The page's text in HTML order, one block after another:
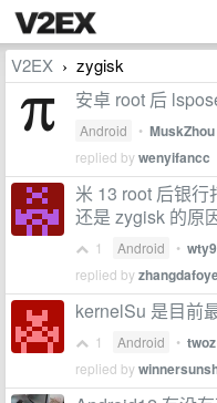
V2EX › zygisk
安卓 root 后
Android • MuskZhou
replied bywenyifancc
米 13 root 后银
还是 zygisk 的原
1 Android •
replied by
kernelSu 是目前
1 Android • twoz
replied by